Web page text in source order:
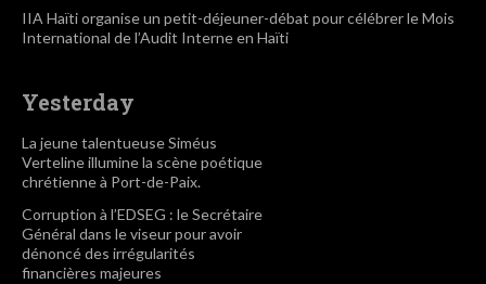
IIA Haïti organise un petit-déjeuner-débat pour célébrer le Mois
International de l’Audit Interne en Haïti
Yesterday
La jeune talentueuse Siméus
Verteline illumine la scène poétique
chrétienne à Port-de-Paix.
Corruption à l’EDSEG : le Secrétaire
Général dans le viseur pour avoir
dénoncé des irrégularités
financières majeures